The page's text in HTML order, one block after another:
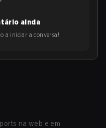
ainda
a iniciar a conversa!
na web e em